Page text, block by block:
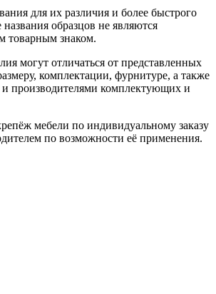
для их различия и более быстрого
названия образцов не являются
товарным знаком.
могут отличаться от представленных
комплектации, фурнитуре, а также
производителями комплектующих и
мебели по индивидуальному заказу
по возможности её применения.